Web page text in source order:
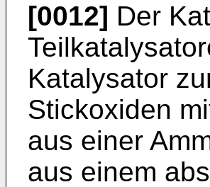
[0012] Der
Katalysator
Stickoxiden
aus einer
aus einem